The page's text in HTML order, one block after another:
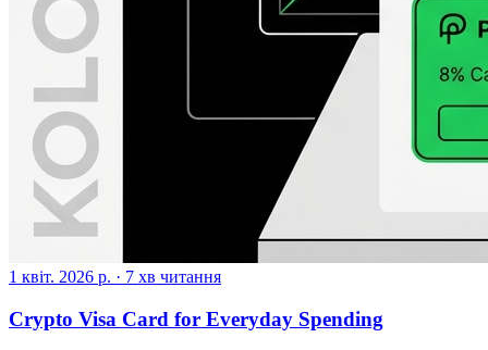
1 квіт. 2026 р. · 7 хв читання
Crypto Visa Card for Everyday Spending